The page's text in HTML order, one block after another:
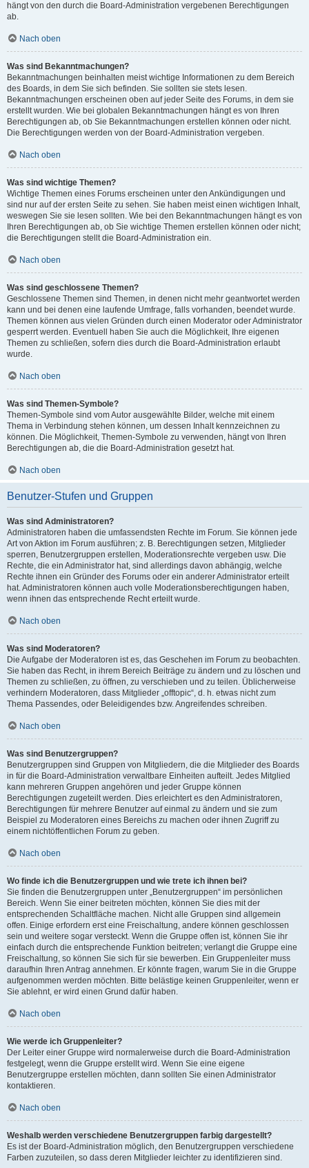
hängt von den durch die Board-Administration vergebenen Berechtigungen
ab.
Nach oben
Was sind Bekanntmachungen?
Bekanntmachungen beinhalten meist wichtige Informationen zu dem Bereich
des Boards, in dem Sie sich befinden. Sie sollten sie stets lesen.
Bekanntmachungen erscheinen oben auf jeder Seite des Forums, in dem sie
erstellt wurden. Wie bei globalen Bekanntmachungen hängt es von Ihren
Berechtigungen ab, ob Sie Bekanntmachungen erstellen können oder nicht.
Die Berechtigungen werden von der Board-Administration vergeben.
Nach oben
Was sind wichtige Themen?
Wichtige Themen eines Forums erscheinen unter den Ankündigungen und
sind nur auf der ersten Seite zu sehen. Sie haben meist einen wichtigen Inhalt,
weswegen Sie sie lesen sollten. Wie bei den Bekanntmachungen hängt es von
Ihren Berechtigungen ab, ob Sie wichtige Themen erstellen können oder nicht;
die Berechtigungen stellt die Board-Administration ein.
Nach oben
Was sind geschlossene Themen?
Geschlossene Themen sind Themen, in denen nicht mehr geantwortet werden
kann und bei denen eine laufende Umfrage, falls vorhanden, beendet wurde.
Themen können aus vielen Gründen durch einen Moderator oder Administrator
gesperrt werden. Eventuell haben Sie auch die Möglichkeit, Ihre eigenen
Themen zu schließen, sofern dies durch die Board-Administration erlaubt
wurde.
Nach oben
Was sind Themen-Symbole?
Themen-Symbole sind vom Autor ausgewählte Bilder, welche mit einem
Thema in Verbindung stehen können, um dessen Inhalt kennzeichnen zu
können. Die Möglichkeit, Themen-Symbole zu verwenden, hängt von Ihren
Berechtigungen ab, die die Board-Administration gesetzt hat.
Nach oben
Benutzer-Stufen und Gruppen
Was sind Administratoren?
Administratoren haben die umfassendsten Rechte im Forum. Sie können jede
Art von Aktion im Forum ausführen; z. B. Berechtigungen setzen, Mitglieder
sperren, Benutzergruppen erstellen, Moderationsrechte vergeben usw. Die
Rechte, die ein Administrator hat, sind allerdings davon abhängig, welche
Rechte ihnen ein Gründer des Forums oder ein anderer Administrator erteilt
hat. Administratoren können auch volle Moderationsberechtigungen haben,
wenn ihnen das entsprechende Recht erteilt wurde.
Nach oben
Was sind Moderatoren?
Die Aufgabe der Moderatoren ist es, das Geschehen im Forum zu beobachten.
Sie haben das Recht, in ihrem Bereich Beiträge zu ändern und zu löschen und
Themen zu schließen, zu öffnen, zu verschieben und zu teilen. Üblicherweise
verhindern Moderatoren, dass Mitglieder „offtopic“, d. h. etwas nicht zum
Thema Passendes, oder Beleidigendes bzw. Angreifendes schreiben.
Nach oben
Was sind Benutzergruppen?
Benutzergruppen sind Gruppen von Mitgliedern, die die Mitglieder des Boards
in für die Board-Administration verwaltbare Einheiten aufteilt. Jedes Mitglied
kann mehreren Gruppen angehören und jeder Gruppe können
Berechtigungen zugeteilt werden. Dies erleichtert es den Administratoren,
Berechtigungen für mehrere Benutzer auf einmal zu ändern und sie zum
Beispiel zu Moderatoren eines Bereichs zu machen oder ihnen Zugriff zu
einem nichtöffentlichen Forum zu geben.
Nach oben
Wo finde ich die Benutzergruppen und wie trete ich ihnen bei?
Sie finden die Benutzergruppen unter „Benutzergruppen“ im persönlichen
Bereich. Wenn Sie einer beitreten möchten, können Sie dies mit der
entsprechenden Schaltfläche machen. Nicht alle Gruppen sind allgemein
offen. Einige erfordern erst eine Freischaltung, andere können geschlossen
sein und weitere sogar versteckt. Wenn die Gruppe offen ist, können Sie ihr
einfach durch die entsprechende Funktion beitreten; verlangt die Gruppe eine
Freischaltung, so können Sie sich für sie bewerben. Ein Gruppenleiter muss
daraufhin Ihren Antrag annehmen. Er könnte fragen, warum Sie in die Gruppe
aufgenommen werden möchten. Bitte belästige keinen Gruppenleiter, wenn er
Sie ablehnt, er wird einen Grund dafür haben.
Nach oben
Wie werde ich Gruppenleiter?
Der Leiter einer Gruppe wird normalerweise durch die Board-Administration
festgelegt, wenn die Gruppe erstellt wird. Wenn Sie eine eigene
Benutzergruppe erstellen möchten, dann sollten Sie einen Administrator
kontaktieren.
Nach oben
Weshalb werden verschiedene Benutzergruppen farbig dargestellt?
Es ist der Board-Administration möglich, den Benutzergruppen verschiedene
Farben zuzuteilen, so dass deren Mitglieder leichter zu identifizieren sind.